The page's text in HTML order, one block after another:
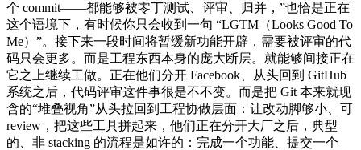
个 commit——都能够被零丁测试、评审、归并，”也恰是正在
这个语境下，有时候你只会收到一句 “LGTM（Looks Good To
Me）”。接下来一段时间将暂缓新功能开辟，需要被评审的代
码只会更多。而是工程东西本身的庞大断层。就能够间接正在
它之上继续工做。正在他们分开 Facebook、从头回到 GitHub
系统之后，代码评审这件事很是不不变。而是把 Git 本来就现
含的“堆叠视角”从头拉回到工程协做层面：让改动脚够小、可
review，把这些工具拼起来，他们正在分开大厂之后，典型
的、非 stacking 的流程是如许的：完成一个功能、提交一个